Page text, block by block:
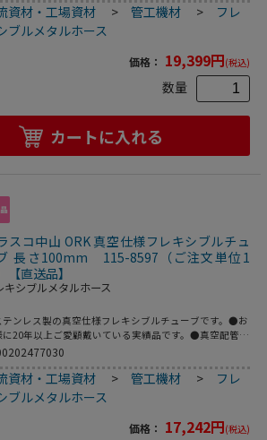
全長(mm)：500●フェルールサイズ：2.0S●最高使用
(MPa)：1.0●使用温度範囲(℃)：80●接続方式：サニタ
フェルール●適合流体：水、油、空気、ガス、等(腐食
体を除く)●最高使用圧力：1MPa●使用温度範囲：0～
接続：サニタリーフェルール●フレキ部：ステンレ
継手部：ステンレス(SUS304)
資材・工場資材 >管工機材 > フレ
ブルメタルホース
価格： 19,399円(税込)
数量
カートに入れる
スコ中山 ORK 真空仕様フレキシブルチュ
長さ100mm 115-8597（ご注文単位1
【直送品】
キシブルメタルホース
ンレス製の真空仕様フレキシブルチューブです。●お
に20年以上ご愛顧戴いている実績品です。●真空配管
●全長(mm)：100●フランジサイズ：NW10●適合流
FV～大気圧●使用温度範囲：-196～150℃(シール材の
温度により異なる)●Heリーク試験：1.33×10[[の-10
・[[Ｍ3]]/sec以下●フレキ部：ステンレス
フランジ部：ステンレス(SUS316L)
資材・工場資材 >管工機材 > フレ
ブルメタルホース
価格： 17,242円(税込)